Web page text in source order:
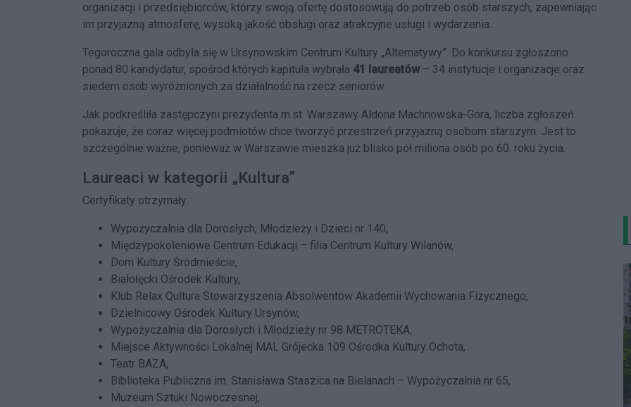
organizacji i przedsiębiorców, którzy swoją ofertę dostosowują do potrzeb osób starszych, zapewniając
im przyjazną atmosferę, wysoką jakość obsługi oraz atrakcyjne usługi i wydarzenia.
Tegoroczna gala odbyła się w Ursynowskim Centrum Kultury „Alternatywy”. Do konkursu zgłoszono
ponad 80 kandydatur, spośród których kapituła wybrała 41 laureatów – 34 instytucje i organizacje oraz
siedem osób wyróżnionych za działalność na rzecz seniorów.
Jak podkreśliła zastępczyni prezydenta m.st. Warszawy Aldona Machnowska-Góra, liczba zgłoszeń
pokazuje, że coraz więcej podmiotów chce tworzyć przestrzeń przyjazną osobom starszym. Jest to
szczególnie ważne, ponieważ w Warszawie mieszka już blisko pół miliona osób po 60. roku życia.
Laureaci w kategorii „Kultura”
Certyfikaty otrzymały:
Wypożyczalnia dla Dorosłych, Młodzieży i Dzieci nr 140,
Międzypokoleniowe Centrum Edukacji – filia Centrum Kultury Wilanów,
Dom Kultury Śródmieście,
Białołęcki Ośrodek Kultury,
Klub Relax Qultura Stowarzyszenia Absolwentów Akademii Wychowania Fizycznego,
Dzielnicowy Ośrodek Kultury Ursynów,
Wypożyczalnia dla Dorosłych i Młodzieży nr 98 METROTEKA,
Miejsce Aktywności Lokalnej MAL Grójecka 109 Ośrodka Kultury Ochota,
Teatr BAZA,
Biblioteka Publiczna im. Stanisława Staszica na Bielanach – Wypożyczalnia nr 65,
Muzeum Sztuki Nowoczesnej,